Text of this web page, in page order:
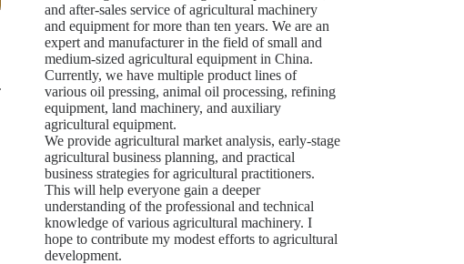
and after-sales service of agricultural machinery
and equipment for more than ten years. We are an
expert and manufacturer in the field of small and
medium-sized agricultural equipment in China.
Currently, we have multiple product lines of
various oil pressing, animal oil processing, refining
equipment, land machinery, and auxiliary
agricultural equipment.
We provide agricultural market analysis, early-stage
agricultural business planning, and practical
business strategies for agricultural practitioners.
This will help everyone gain a deeper
understanding of the professional and technical
knowledge of various agricultural machinery. I
hope to contribute my modest efforts to agricultural
development.